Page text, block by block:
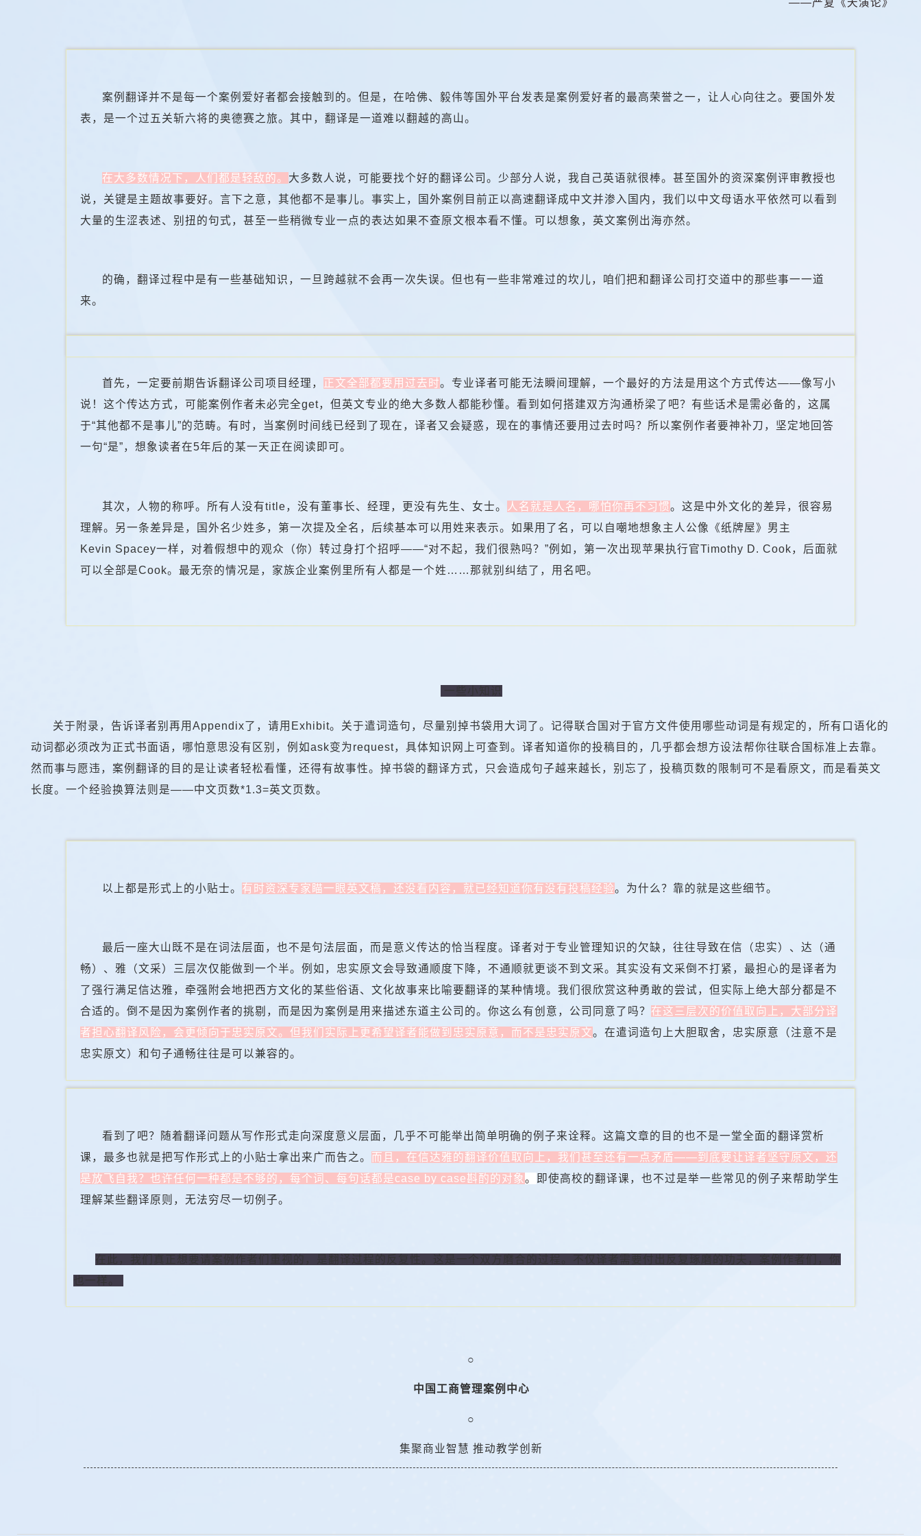
案例翻译并不是每一个案例爱好者都会接触到的。但是，在哈佛、毅伟等国外平台发表是案例爱好者的最高荣誉之一，让人心向往之。要国外发
表，是一个过五关斩六将的奥德赛之旅。其中，翻译是一道难以翻越的高山。
在大多数情况下，人们都是轻敌的。 大多数人说，可能要找个好的翻译公司。少部分人说，我自己英语就很棒。甚至国外的资深案例评审教授也
说，关键是主题故事要好。言下之意，其他都不是事儿。事实上，国外案例目前正以高速翻译成中文并渗入国内，我们以中文母语水平依然可以看到
大量的生涩表述、别扭的句式，甚至一些稍微专业一点的表达如果不查原文根本看不懂。可以想象，英文案例出海亦然。
的确，翻译过程中是有一些基础知识，一旦跨越就不会再一次失误。但也有一些非常难过的坎儿，咱们把和翻译公司打交道中的那些事一一道
来。
首先，一定要前期告诉翻译公司项目经理， 正文全部都要用过去时。专业译者可能无法瞬间理解，一个最好的方法是用这个方式传达——像写小
说！这个传达方式，可能案例作者未必完全get，但英文专业的绝大多数人都能秒懂。看到如何搭建双方沟通桥梁了吧？有些话术是需必备的，这属
于“其他都不是事儿”的范畴。有时，当案例时间线已经到了现在，译者又会疑惑，现在的事情还要用过去时吗？所以案例作者要神补刀，坚定地回答
一句“是”，想象读者在5年后的某一天正在阅读即可。
其次，人物的称呼。所有人没有title，没有董事长、经理，更没有先生、女士。 人名就是人名，哪怕你再不习惯。这是中外文化的差异，很容易
理解。另一条差异是，国外名少姓多，第一次提及全名，后续基本可以用姓来表示。如果用了名，可以自嘲地想象主人公像《纸牌屋》男主
Kevin Spacey一样，对着假想中的观众（你）转过身打个招呼——“对不起，我们很熟吗？”例如，第一次出现苹果执行官Timothy D. Cook，后面就
可以全部是Cook。最无奈的情况是，家族企业案例里所有人都是一个姓……那就别纠结了，用名吧。
一些小知识
关于附录，告诉译者别再用Appendix了，请用Exhibit。关于遣词造句，尽量别掉书袋用大词了。记得联合国对于官方文件使用哪些动词是有规定的，所有口语化的
动词都必须改为正式书面语，哪怕意思没有区别，例如ask变为request，具体知识网上可查到。译者知道你的投稿目的，几乎都会想方设法帮你往联合国标准上去靠。
然而事与愿违，案例翻译的目的是让读者轻松看懂，还得有故事性。掉书袋的翻译方式，只会造成句子越来越长，别忘了，投稿页数的限制可不是看原文，而是看英文
长度。一个经验换算法则是——中文页数*1.3=英文页数。
以上都是形式上的小贴士。 有时资深专家瞄一眼英文稿，还没看内容，就已经知道你有没有投稿经验。为什么？靠的就是这些细节。
最后一座大山既不是在词法层面，也不是句法层面，而是意义传达的恰当程度。译者对于专业管理知识的欠缺，往往导致在信（忠实）、达（通
畅）、雅（文采）三层次仅能做到一个半。例如，忠实原文会导致通顺度下降，不通顺就更谈不到文采。其实没有文采倒不打紧，最担心的是译者为
了强行满足信达雅，牵强附会地把西方文化的某些俗语、文化故事来比喻要翻译的某种情境。我们很欣赏这种勇敢的尝试，但实际上绝大部分都是不
合适的。倒不是因为案例作者的挑剔，而是因为案例是用来描述东道主公司的。你这么有创意，公司同意了吗？ 在这三层次的价值取向上，大部分译
者担心翻译风险，会更倾向于忠实原文。但我们实际上更希望译者能做到忠实原意，而不是忠实原文。在遣词造句上大胆取舍，忠实原意（注意不是
忠实原文）和句子通畅往往是可以兼容的。
看到了吧？随着翻译问题从写作形式走向深度意义层面，几乎不可能举出简单明确的例子来诠释。这篇文章的目的也不是一堂全面的翻译赏析
课，最多也就是把写作形式上的小贴士拿出来广而告之。
而且，在信达雅的翻译价值取向上，我们甚至还有一点矛盾——到底要让译者坚守原文，还
是放飞自我？也许任何一种都是不够的，每个词、每句话都是case by case斟酌的对象。
即使高校的翻译课，也不过是举一些常见的例子来帮助学生
理解某些翻译原则，无法穷尽一切例子。
在此，我们真正想要请案例作者们重视的，是翻译过程的反复性。这是一个双方磨合的过程。不仅译者需要付出反复琢磨的功夫，案例作者们，你
也一样。
○
中国工商管理案例中心
○
集聚商业智慧 推动教学创新